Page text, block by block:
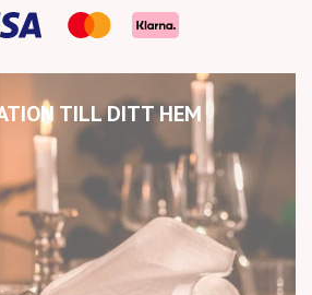
TILL DITT HEM